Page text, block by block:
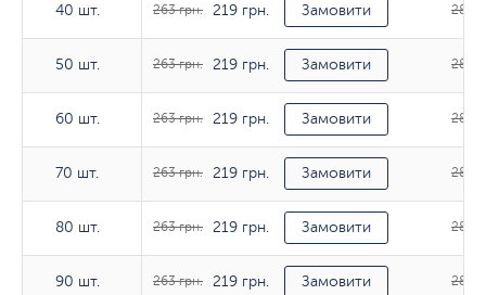
40 шт.
50 шт.
60 шт.
70 шт.
80 шт.
90 шт.
40 шт. 263 грн. 219 грн. Замовити 285
50 шт. 263 грн. 219 грн. Замовити 287
60 шт. 263 грн. 219 грн. Замовити 287
70 шт. 263 грн. 219 грн. Замовити 287
80 шт. 263 грн. 219 грн. Замовити 287
90 шт. 263 грн. 219 грн. Замовити 287